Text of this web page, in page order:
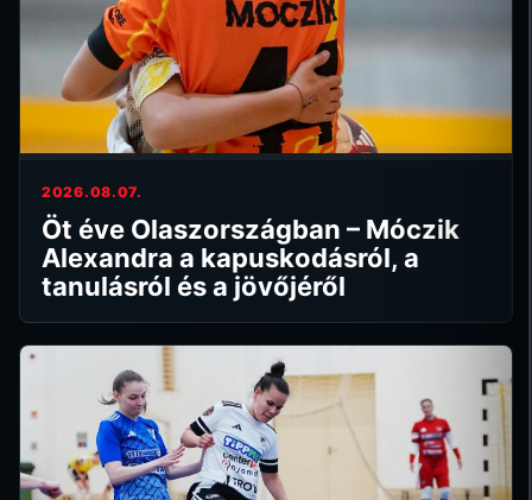
2026.08.07.
Öt éve Olaszországban – Móczik
Alexandra a kapuskodásról, a
tanulásról és a jövőjéről